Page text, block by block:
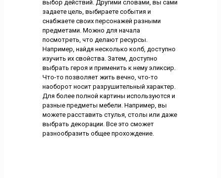
выбор действий. Другими словами, вы сами
задаете цель, выбираете события и
снабжаете своих персонажей разными
предметами. Можно для начала
посмотреть, что делают ресурсы.
Например, найдя несколько колб, доступно
изучить их свойства. Затем, доступно
выбрать героя и применить к нему эликсир.
Что-то позволяет жить вечно, что-то
наоборот носит разрушительный характер.
Для более полной картины используются и
разные предметы мебели. Например, вы
можете расставить стулья, столы или даже
выбрать декорации. Все это сможет
разнообразить общее прохождение.